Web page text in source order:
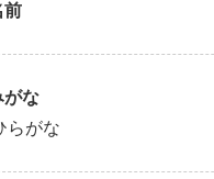
前
がな
らがな